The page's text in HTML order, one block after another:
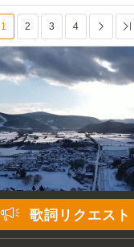
1 2 3 4 次へ
歌詞リクエスト